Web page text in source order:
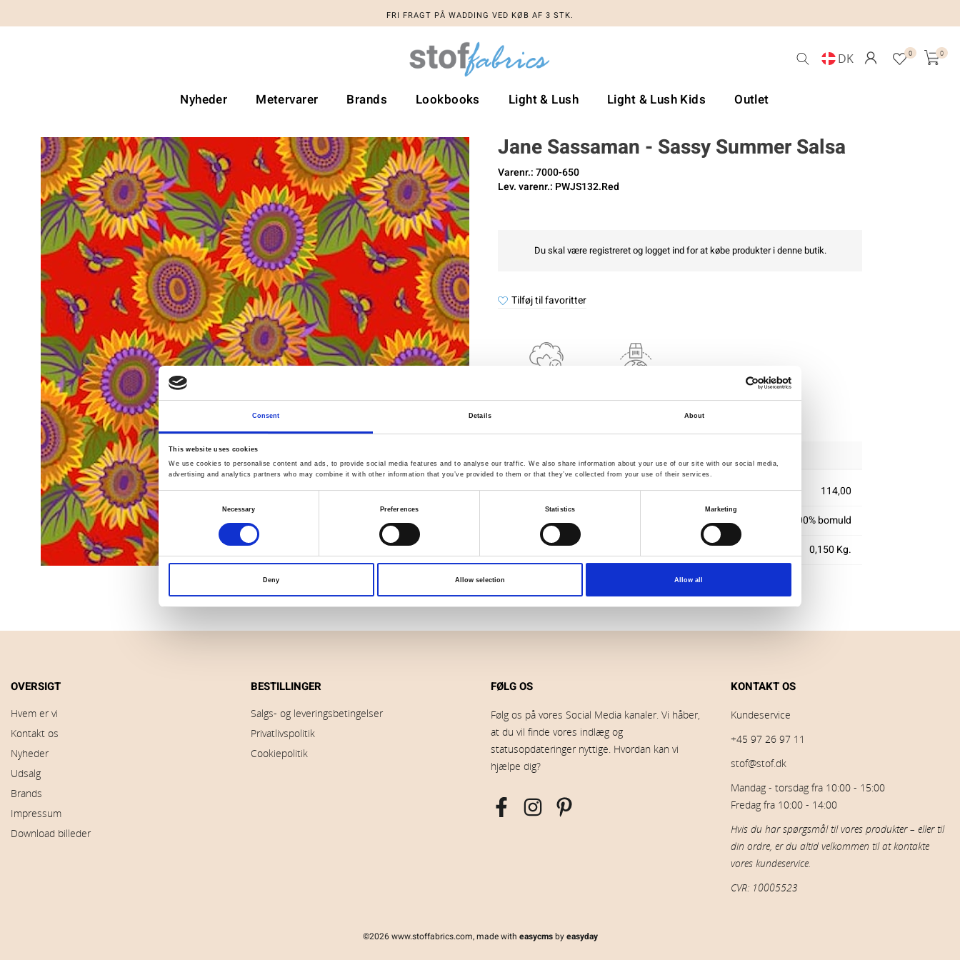
Consent Details About
This website uses cookies
We use cookies to personalise content and ads, to provide social media features and to analyse our traffic. We also share information about your use of our site with our social media,
advertising and analytics partners who may combine it with other information that you’ve provided to them or that they’ve collected from your use of their services.
Consent
Selection
Necessary Preferences Statistics Marketing
Deny Allow selection Allow all
FRI FRAGT PÅ WADDING VED KØB AF 3 STK.
DK 0 0
Nyheder Metervarer Brands Lookbooks Light & Lush Light & Lush Kids Outlet
Jane Sassaman - Sassy Summer Salsa
Varenr.: 7000-650
Lev. varenr.: PWJS132.Red
Du skal være registreret og logget ind for at købe produkter i denne butik.
Tilføj til favoritter
kontrolleret
forsendelse
Bredde
114,00
Materiale
100% bomuld
Vægt pr. kvadratmeter (m2)
0,150 Kg.
OVERSIGT
Hvem er vi
Kontakt os
Nyheder
Udsalg
Brands
Impressum
Download billeder
BESTILLINGER
Salgs- og leveringsbetingelser
Privatlivspolitik
Cookiepolitik
FØLG OS
Følg os på vores Social Media kanaler. Vi håber,
at du vil finde vores indlæg og
statusopdateringer nyttige. Hvordan kan vi
hjælpe dig?
KONTAKT OS
Kundeservice
+45 97 26 97 11
stof@stof.dk
Mandag - torsdag fra 10:00 - 15:00
Fredag fra 10:00 - 14:00
Hvis du har spørgsmål til vores produkter – eller til
din ordre, er du altid velkommen til at kontakte
vores kundeservice.
CVR: 10005523
©2026 www.stoffabrics.com, made with easycmsbyeasyday